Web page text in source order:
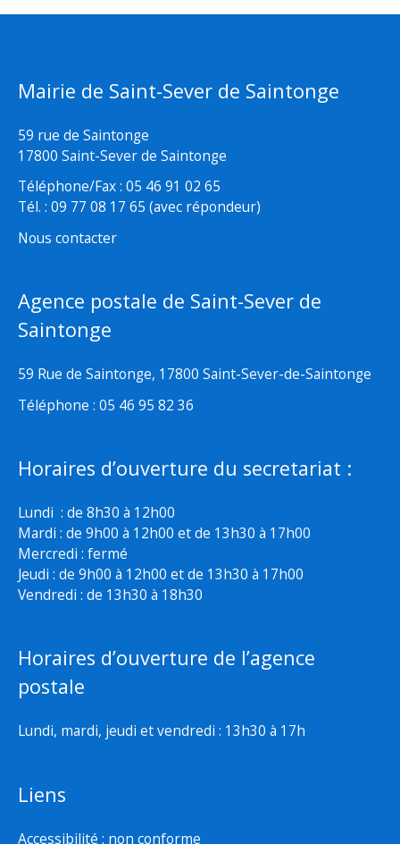
Mairie de Saint-Sever de Saintonge
59 rue de Saintonge
17800 Saint-Sever de Saintonge
Téléphone/Fax : 05 46 91 02 65
Tél. : 09 77 08 17 65 (avec répondeur)
Nous contacter
Agence postale de Saint-Sever de
Saintonge
59 Rue de Saintonge, 17800 Saint-Sever-de-Saintonge
Téléphone : 05 46 95 82 36
Horaires d’ouverture du secretariat :
Lundi : de 8h30 à 12h00
Mardi : de 9h00 à 12h00 et de 13h30 à 17h00
Mercredi : fermé
Jeudi : de 9h00 à 12h00 et de 13h30 à 17h00
Vendredi : de 13h30 à 18h30
Horaires d’ouverture de l’agence
postale
Lundi, mardi, jeudi et vendredi : 13h30 à 17h
Liens
Accessibilité : non conforme